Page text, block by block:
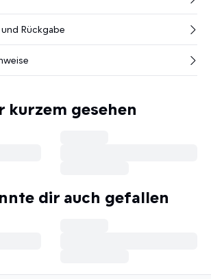
Rückgabe
kurzem gesehen
dir auch gefallen